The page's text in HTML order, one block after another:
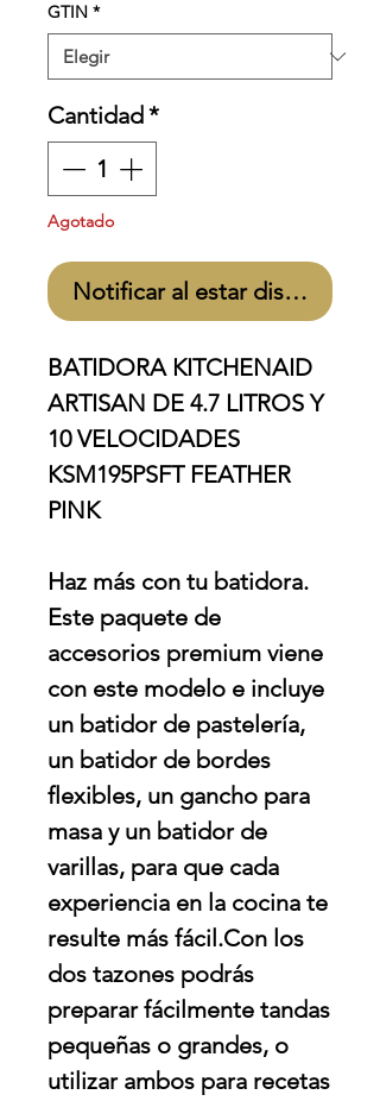
GTIN *
Cantidad*
Agotado
Notificar al estar disponible
BATIDORA KITCHENAID
ARTISAN DE 4.7 LITROS Y
10 VELOCIDADES
KSM195PSFT FEATHER
PINK
Haz más con tu batidora.
Este paquete de
accesorios premium viene
con este modelo e incluye
un batidor de pastelería,
un batidor de bordes
flexibles, un gancho para
masa y un batidor de
varillas, para que cada
experiencia en la cocina te
resulte más fácil.Con los
dos tazones podrás
preparar fácilmente tandas
pequeñas o grandes, o
utilizar ambos para recetas